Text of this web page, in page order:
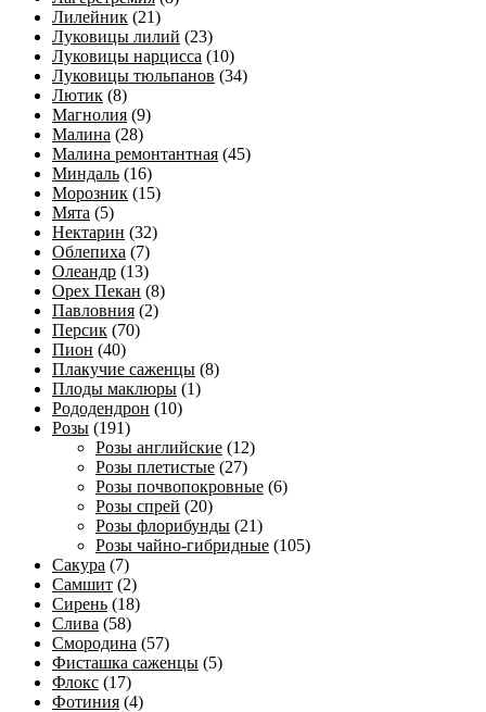
Лилейник (21)
Луковицы лилий (23)
Луковицы нарцисса (10)
Луковицы тюльпанов (34)
Лютик (8)
Магнолия (9)
Малина (28)
Малина ремонтантная (45)
Миндаль (16)
Морозник (15)
Мята (5)
Нектарин (32)
Облепиха (7)
Олеандр (13)
Орех Пекан (8)
Павловния (2)
Персик (70)
Пион (40)
Плакучие саженцы (8)
Плоды маклюры (1)
Рододендрон (10)
Розы (191)
Розы английские (12)
Розы плетистые (27)
Розы почвопокровные (6)
Розы спрей (20)
Розы флорибунды (21)
Розы чайно-гибридные (105)
Сакура (7)
Самшит (2)
Сирень (18)
Слива (58)
Смородина (57)
Фисташка саженцы (5)
Флокс (17)
Фотиния (4)